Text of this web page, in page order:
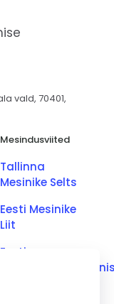
vald, 70401,
Mesindusviited
Tallinna
Mesinike Selts
Eesti Mesinike
Liit
Eesti